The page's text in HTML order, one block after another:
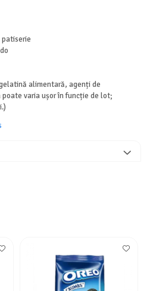
alimentară, agenți de
varia ușor în funcție de lot;